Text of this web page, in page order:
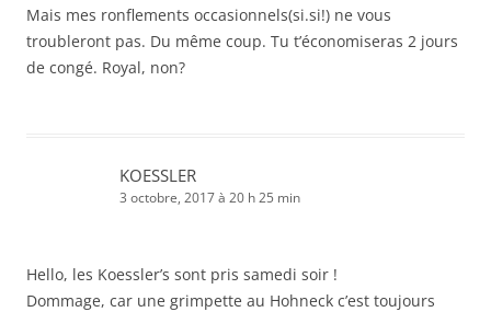
Mais mes ronflements occasionnels(si.si!) ne vous
troubleront pas. Du même coup. Tu t’économiseras 2 jours
de congé. Royal, non?
KOESSLER
3 octobre, 2017 à 20 h 25 min
Hello, les Koessler’s sont pris samedi soir !
Dommage, car une grimpette au Hohneck c’est toujours